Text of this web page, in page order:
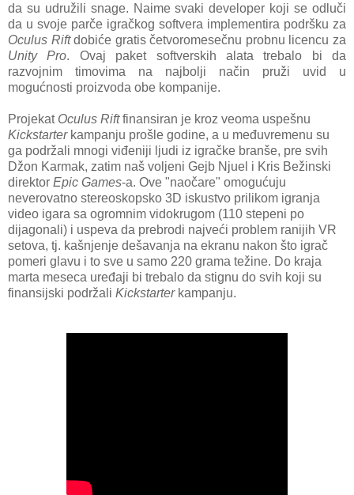
da su udružili snage. Naime svaki developer koji se odluči
da u svoje parče igračkog softvera implementira podršku za
Oculus Riftdobiće gratis četvoromesečnu probnu licencu za
Unity Pro. Ovaj paket softverskih alata trebalo bi da
razvojnim timovima na najbolji način pruži uvid u
mogućnosti proizvoda obe kompanije.
Projekat Oculus Riftfinansiran je kroz veoma uspešnu
Kickstarter kampanju prošle godine, a u međuvremenu su
ga podržali mnogi viđeniji ljudi iz igračke branše, pre svih
Džon Karmak, zatim naš voljeni Gejb Njuel i Kris Bežinski
direktor Epic Games-a. Ove "naočare" omogućuju
neverovatno stereoskopsko 3D iskustvo prilikom igranja
video igara sa ogromnim vidokrugom (110 stepeni po
dijagonali) i uspeva da prebrodi najveći problem ranijih VR
setova, tj. kašnjenje dešavanja na ekranu nakon što igrač
pomeri glavu i to sve u samo 220 grama težine. Do kraja
marta meseca uređaji bi trebalo da stignu do svih koji su
finansijski podržali Kickstarter kampanju.